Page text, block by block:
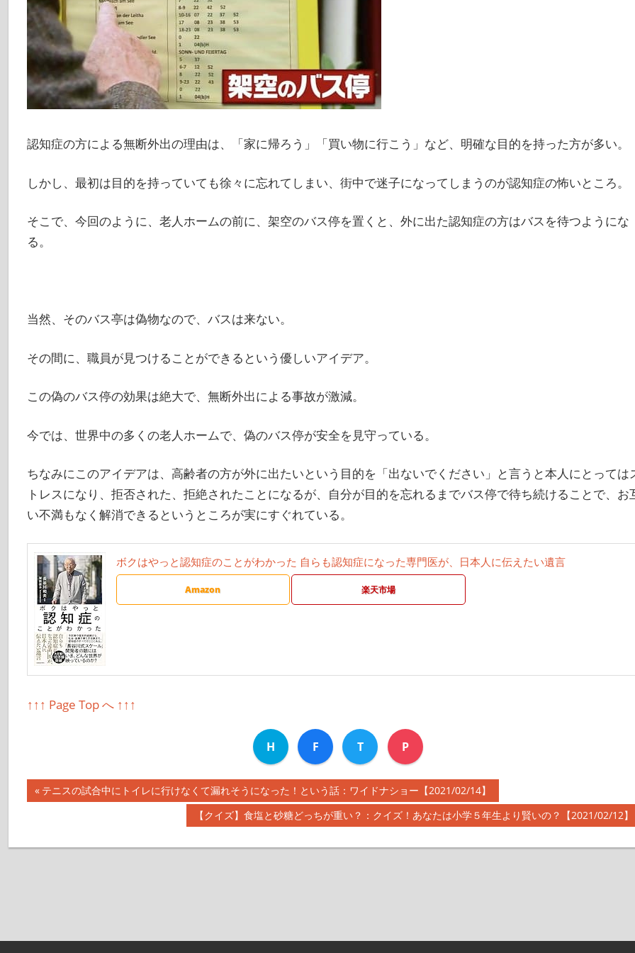
認知症の方による無断外出の理由は、「家に帰ろう」「買い物に行こう」など、明確な目的を持った方が多い。
しかし、最初は目的を持っていても徐々に忘れてしまい、街中で迷子になってしまうのが認知症の怖いところ。
そこで、今回のように、老人ホームの前に、架空のバス停を置くと、外に出た認知症の方はバスを待つようにな
る。
当然、そのバス亭は偽物なので、バスは来ない。
その間に、職員が見つけることができるという優しいアイデア。
この偽のバス停の効果は絶大で、無断外出による事故が激減。
今では、世界中の多くの老人ホームで、偽のバス停が安全を見守っている。
ちなみにこのアイデアは、高齢者の方が外に出たいという目的を「出ないでください」と言うと本人にとっては
トレスになり、拒否された、拒絶されたことになるが、自分が目的を忘れるまでバス停で待ち続けることで、お
い不満もなく解消できるというところが実にすぐれている。
ボクはやっと認知症のことがわかった 自らも認知症になった専門医が、日本人に伝えたい遺言
Amazon 楽天市場
↑↑↑ Page Top へ ↑↑↑
H F T P
投
ー
前
テニスの試合中にトイレに行けなくて漏れそうになった！という話：ワイドナショー【2021/02/14】
次
記
【クイズ】食塩と砂糖どっちが重い？：クイズ！あなたは小学５年生より賢いの？【2021/02/12】